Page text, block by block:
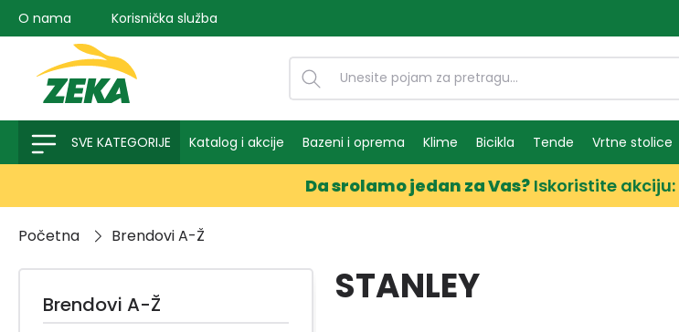
pretragu Preskoči na glavnu navigaciju
O nama Korisnička služba
SVE KATEGORIJE Katalog i akcije Bazeni i oprema Klime Bicikla Tende Vrtne stolice
Da srolamo jedan za Vas? Iskoristite akciju:
Početna Brendovi A-Ž
Brendovi A-Ž STANLEY